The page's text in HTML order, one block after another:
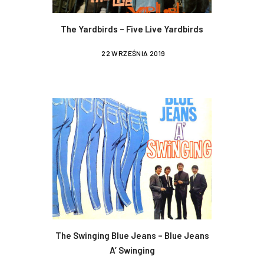
The Yardbirds – Five Live Yardbirds
22 WRZEŚNIA 2019
The Swinging Blue Jeans – Blue Jeans
A’ Swinging